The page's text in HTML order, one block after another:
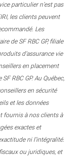
particulier n’est pas
les clients peuvent
Les
de SF RBC GP, filiale
d’assurance vie
en placement
RBC GP. Au Québec,
en sécurité
et les données
fournis à nos clients à
exactes et
ni l’intégralité.
ou juridiques, et